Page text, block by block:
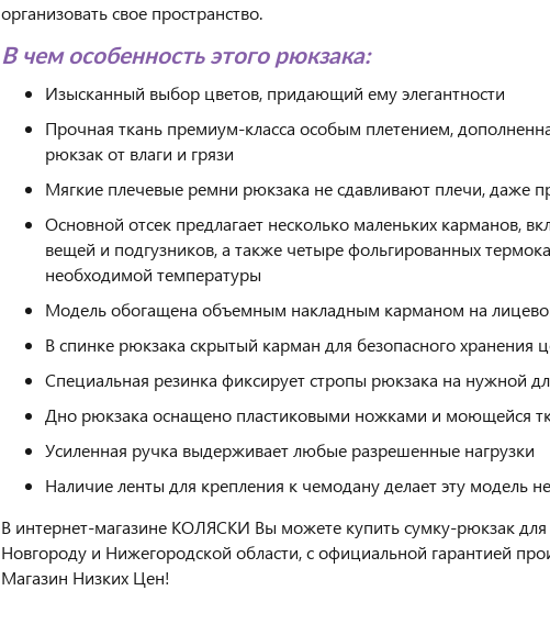
организовать свое пространство.
В чем особенность этого рюкзака:
Изысканный выбор цветов, придающий ему элегантности
Прочная ткань премиум-класса особым плетением,
рюкзак от влаги и грязи
Мягкие плечевые ремни рюкзака не сдавливают плечи, даже
Основной отсек предлагает несколько маленьких карманов,
вещей и подгузников, а также четыре фольгированных
необходимой температуры
Модель обогащена объемным накладным карманом на
В спинке рюкзака скрытый карман для безопасного хранения
Специальная резинка фиксирует стропы рюкзака на нужной
Дно рюкзака оснащено пластиковыми ножками и моющейся
Усиленная ручка выдерживает любые разрешенные нагрузки
Наличие ленты для крепления к чемодану делает эту модель
В интернет-магазине КОЛЯСКИ Вы можете купить сумку-рюкзак
Новгороду и Нижегородской области, с официальной гарантией
Магазин Низких Цен!